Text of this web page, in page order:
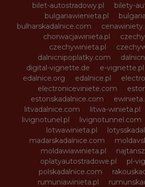
bilet-autostradowy.pl
bilety-
bulgariawienieta.pl
bulharskadalnice.com
chorwacjawinieta.pl
czechywinieta.pl
dalnicnipoplatky.com
digital-vignette.de
e-vignette.pl
edalnice.org
edalnice.pl
electroniceviniete.com
estonskadalnice.com
litvadalnice.com
litwa-winieta.pl
livignotunel.pl
livignotunnel.com
lotwawinieta.pl
madarskadalnice.com
moldawiawinieta.pl
oplatyautostradowe.pl
pl-
polskadalnice.com
rumuniawinieta.pl